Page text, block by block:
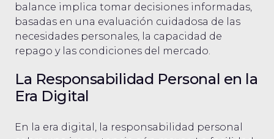
balance implica tomar decisiones informadas,
basadas en una evaluación cuidadosa de las
necesidades personales, la capacidad de
repago y las condiciones del mercado.
La Responsabilidad Personal en la
Era Digital
En la era digital, la responsabilidad personal